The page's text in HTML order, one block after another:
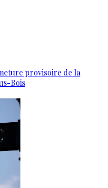
provisoire de la
Bois